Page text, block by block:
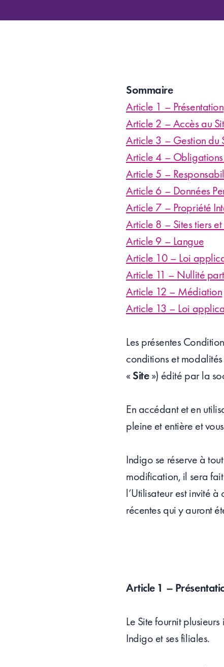
Sommaire
Article 1 – Présentation
Article 2 – Accès au
Article 3 – Gestion du
Article 4 – Obligations
Article 5 –
Article 6 – Données
Article 7 – Propriété
Article 8 – Sites tiers
Article 9 – Langue
Article 10 – Loi
Article 11 – Nullité
Article 12 – Médiation
Article 13 – Loi
Les présentes
conditions et
«Site») édité par la
En accédant et en
pleine et entière et
Indigo se réserve à
modification, il sera
l’Utilisateur est invité
récentes qui y auront
Article 1 –
Le Site fournit
Indigo et ses filiales.